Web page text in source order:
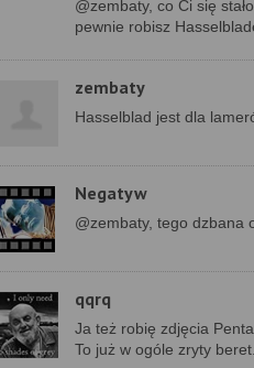
@zembaty, co Ci się
pewnie robisz
zembaty
Hasselblad jest dla
Negatyw
@zembaty, tego dzbana
qqrq
Ja też robię zdjęcia
To już w ogóle zryty